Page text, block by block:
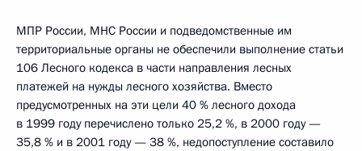
МПР России, МНС России и подведомственные им
территориальные органы не обеспечили выполнение статьи
106 Лесного кодекса в части направления лесных
платежей на нужды лесного хозяйства. Вместо
предусмотренных на эти цели 40 % лесного дохода
в 1999 году перечислено только 25,2 %, в 2000 году —
35,8 % и в 2001 году — 38 %, недопоступление составило